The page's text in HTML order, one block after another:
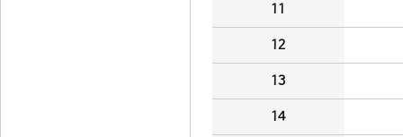
11
12
13
14